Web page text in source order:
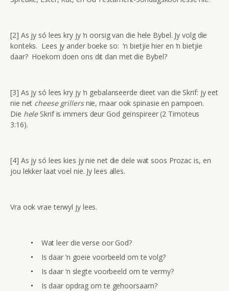
[2] As jy só lees kry jy ‘n oorsig van die hele Bybel. Jy volg die
konteks. Lees jy ander boeke so: ‘n bietjie hier en ‘n bietjie
daar? Hoekom doen ons dit dan met die Bybel?
[3] As jy só lees kry jy ‘n gebalanseerde dieet van die Skrif: jy eet
nie net cheese grillersnie, maar ook spinasie en pampoen.
Die hele Skrif is immers deur God geïnspireer (2 Timoteus
3:16).
[4] As jy só lees kies jy nie net die dele wat soos Prozac is, en
jou lekker laat voel nie. Jy lees alles.
Vra ook vrae terwyl jy lees.
Wat leer die verse oor God?
Is daar ‘n goeie voorbeeld om te volg?
Is daar ‘n slegte voorbeeld om te vermy?
Is daar opdrag om te gehoorsaam?